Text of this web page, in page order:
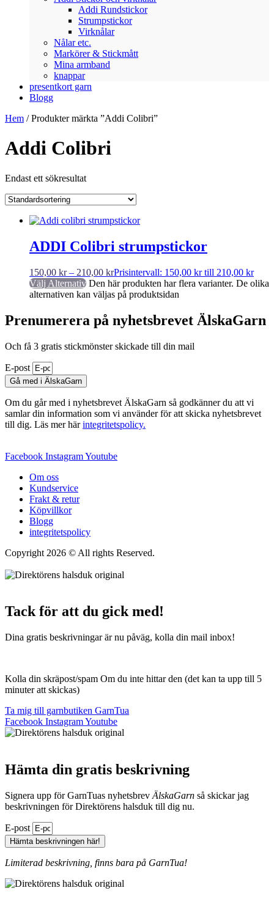
Addi Rundstickor
Strumpstickor
Virknålar
Nålar etc.
Markörer & Stickmått
Mina armband
knappar
presentkort garn
Blogg
Hem / Produkter märkta ”Addi Colibri”
Addi Colibri
Endast ett sökresultat
ADDI Colibri strumpstickor
150,00 kr – 210,00 krPrisintervall: 150,00 kr till 210,00 kr
Välj Alternativ Den här produkten har flera varianter. De olika
alternativen kan väljas på produktsidan
Prenumerera på nyhetsbrevet ÄlskaGarn
Och få 3 gratis stickmönster skickade till din mail
E-post
Gå med i ÄlskaGarn
Om du går med i nyhetsbrevet ÄlskaGarn så godkänner du att vi
samlar din information som vi använder för att skicka nyhetsbrevet
till dig. Läs mer härintegritetspolicy.
Facebook InstagramYoutube
Om oss
Kundservice
Frakt & retur
Köpvillkor
Blogg
integritetspolicy
Copyright 2026 © All rights Reserved.
Tack för att du gick med!
Dina gratis beskrivningar är nu påväg, kolla din mail inbox!
Kolla din skräpost/spam Om du inte hittar den (det kan ta upp till 5
minuter att skickas)
Ta mig till garnbutiken GarnTua
Facebook InstagramYoutube
Hämta din gratis beskrivning
Signera upp för GarnTuas nyhetsbrev ÄlskaGarn så skickar jag
beskrivningen för Direktörens halsduk till dig nu.
E-post
Hämta beskrivningen här!
Limiterad beskrivning, finns bara på GarnTua!